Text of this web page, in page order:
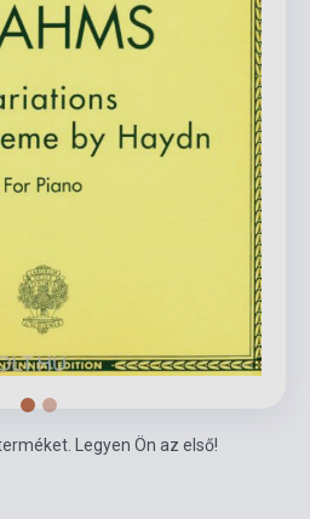
Legyen Ön az első!